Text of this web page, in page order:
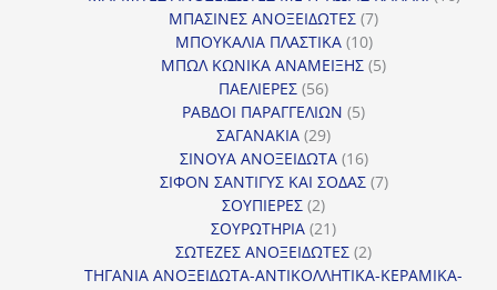
ΜΠΑΣΙΝΕΣ ΑΝΟΞΕΙΔΩΤΕΣ 77
ΜΠΟΥΚΑΛΙΑ ΠΛΑΣΤΙΚΑ 1010
προϊόντα
ΜΠΩΛ ΚΩΝΙΚΑ ΑΝΑΜΕΙΞΗΣ 55
ΠΑΕΛΙΕΡΕΣ 5656
προϊόντα
ΡΑΒΔΟΙ ΠΑΡΑΓΓΕΛΙΩΝ 55
ΣΑΓΑΝΑΚΙΑ 2929
προϊόντα
ΣΙΝΟΥΑ ΑΝΟΞΕΙΔΩΤΑ 1616
προϊόντα
ΣΙΦΟΝ ΣΑΝΤΙΓΥΣ ΚΑΙ ΣΟΔΑΣ 77
ΣΟΥΠΙΕΡΕΣ 22
προϊόντα
ΣΟΥΡΩΤΗΡΙΑ 2121
προϊόντα
ΣΩΤΕΖΕΣ ΑΝΟΞΕΙΔΩΤΕΣ 22
προϊόντα
ΤΗΓΑΝΙΑ ΑΝΟΞΕΙΔΩΤΑ-ΑΝΤΙΚΟΛΛΗΤΙΚΑ-ΚΕΡΑΜΙΚΑ-